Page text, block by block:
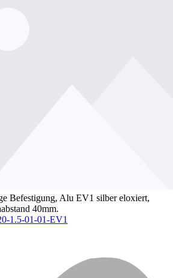
Befestigung, Alu EV1 silber eloxiert,
40mm.
1.5-01-01-EV1